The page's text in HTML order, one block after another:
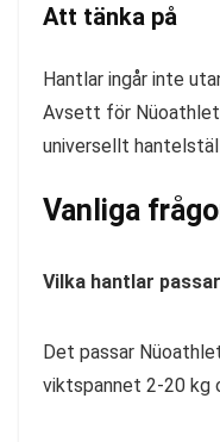
Att tänka på
Hantlar ingår inte
Avsett för
universellt
Vanliga
Vilka hantlar
Det passar
viktspannet 2-20 kg